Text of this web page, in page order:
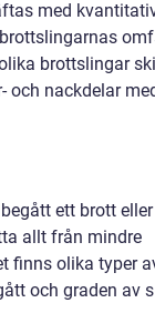
med
brottslingar
och nackdelar
ett brott eller
allt från mindre
finns olika typer
och graden av